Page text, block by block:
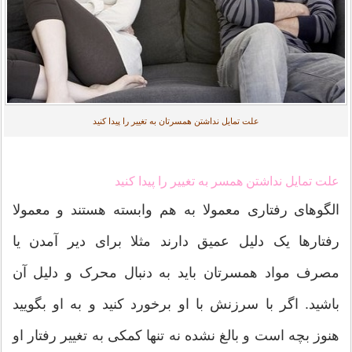
علت تمایل نداشتن همسرتان به تغییر را پیدا کنید
علت تمایل نداشتن همسر به تغییر را پیدا کنید
الگوهای رفتاری معمولا به هم وابسته هستند و معمولا
رفتارها یک دلیل عمیق دارند مثلا برای دیر آمدن یا
مصرف مواد همسرتان باید به دنبال محرک و دلیل آن
باشید. اگر با سرزنش با او برخورد کنید و به او بگویید
هنوز بچه است و بالغ نشده نه تنها کمکی به تغییر رفتار او